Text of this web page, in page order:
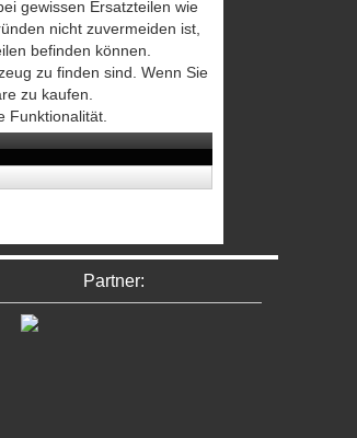
gewissen Ersatzteilen wie
nicht zuvermeiden ist,
befinden können.
zu finden sind. Wenn Sie
zu kaufen.
Funktionalität.
Partner: